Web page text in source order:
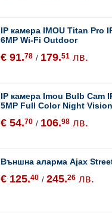
IP камера IMOU Titan Pro
6MP Wi-Fi Outdoor
€ 91.78 / 179.51 лв.
IP камера Imou Bulb Cam
5MP Full Color Night
€ 54.70 / 106.98 лв.
Външна аларма Ajax
€ 125.40 / 245.26 лв.